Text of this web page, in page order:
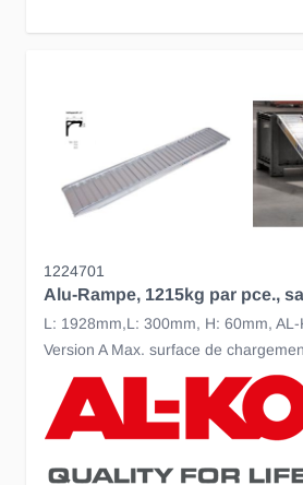
1224701
Alu-Rampe, 1215kg par pce.,
L: 1928mm,L: 300mm, H: 60mm, AL-
Version A Max. surface de